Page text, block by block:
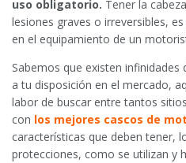
uso obligatorio. Tener la
lesiones graves o irreversibles,
en el equipamiento de un
Sabemos que existen
a tu disposición en el mercado,
labor de buscar entre tantos
con los mejores cascos de
características que deben tener,
protecciones, como se utilizan y